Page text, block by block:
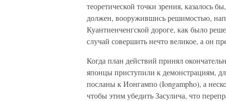
теоретической точки зрения, казалось
должен, вооружившись решимостью,
Куантиенченгской дороге, как было
случай совершить нечто великое, а он
Когда план действий принял
японцы приступили к демонстрациям,
посланы к Ионгампо (Iongampho), а
чтобы этим убедить Засулича, что